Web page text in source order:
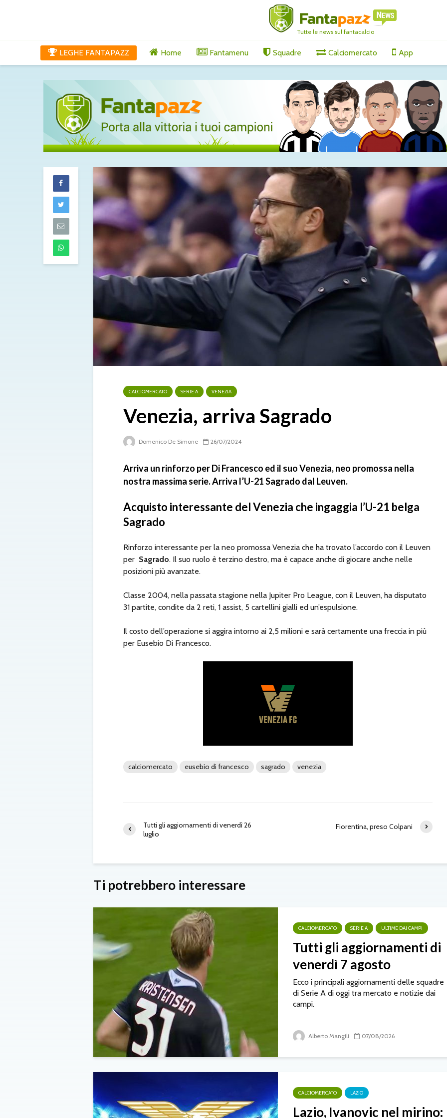
Tutte le news sul fantacalcio
LEGHE FANTAPAZZ Home Fantamenu Squadre Calciomercato App
CALCIOMERCATO SERIE A VENEZIA
Venezia, arriva Sagrado
Domenico De Simone 26/07/2024
Arriva un rinforzo per Di Francesco ed il suo Venezia, neo promossa nella
nostra massima serie. Arriva l’U-21 Sagrado dal Leuven.
Acquisto interessante del Venezia che ingaggia l’U-21 belga
Sagrado
Rinforzo interessante per la neo promossa Venezia che ha trovato l’accordo con il Leuven
per Sagrado. Il suo ruolo è terzino destro, ma è capace anche di giocare anche nelle
posizioni più avanzate.
Classe 2004, nella passata stagione nella Jupiter Pro League, con il Leuven, ha disputato
31 partite, condite da 2 reti, 1 assist, 5 cartellini gialli ed un’espulsione.
Il costo dell’operazione si aggira intorno ai 2,5 milioni e sarà certamente una freccia in più
per Eusebio Di Francesco.
calciomercato eusebio di francesco sagrado venezia
Tutti gli aggiornamenti di venerdì 26
luglio
Fiorentina, preso Colpani
Ti potrebbero interessare
CALCIOMERCATO SERIE A ULTIME DAI CAMPI
Tutti gli aggiornamenti di
venerdì 7 agosto
Ecco i principali aggiornamenti delle squadre
di Serie A di oggi tra mercato e notizie dai
campi.
Alberto Mangili 07/08/2026
CALCIOMERCATO LAZIO
Lazio, Ivanovic nel mirino:
Lucumì-Juventus, il
difensore spinge per
Torino
07/08/2026
Musso-Napoli, nuova
pista per la porta:
l’argentino entra nei
radar azzurri
07/08/2026
Milan, Amorim punta in
alto: “L’obiettivo è lo
Tutti gli aggiornamenti
di giovedì 6 agosto
07/08/2026
Gabriel Jesus, il Napoli
accelera: contatti con
l’Arsenal
06/08/2026
Yan Couto è del Como:
ufficiale il
Lazio,
mirino:
Benfica
07/
Spalletti
di più»
07/08/